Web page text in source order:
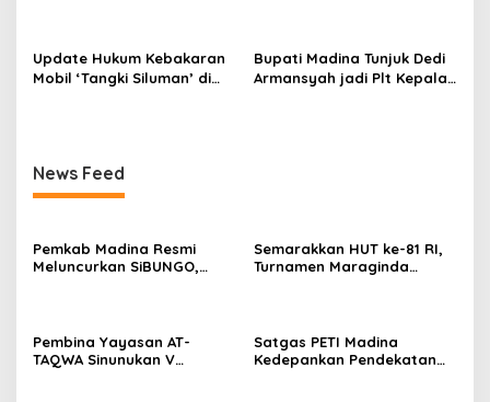
Update Hukum Kebakaran
Mobil ‘Tangki Siluman’ di
Bupati Madina Tunjuk Dedi
Armansyah jadi Plt Kepala
News Feed
Pemkab Madina Resmi
Meluncurkan SiBUNGO,
Semarakkan HUT ke-81 RI,
Turnamen Maraginda
Pembina Yayasan AT-
TAQWA Sinunukan V
Satgas PETI Madina
Kedepankan Pendekatan